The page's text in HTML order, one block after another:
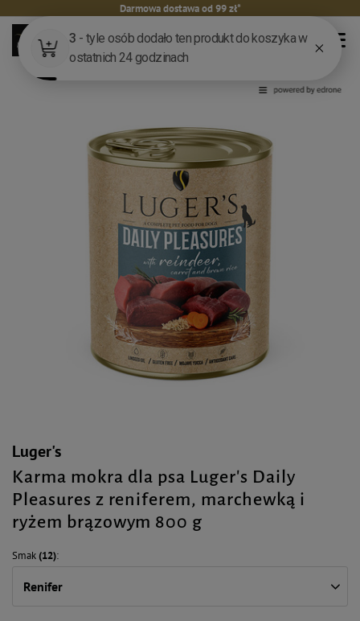
Darmowa dostawa od 99 zł*
Luger's
Karma mokra dla psa Luger's Daily
Pleasures z reniferem, marchewką i
ryżem brązowym 800 g
Smak(12)
Renifer